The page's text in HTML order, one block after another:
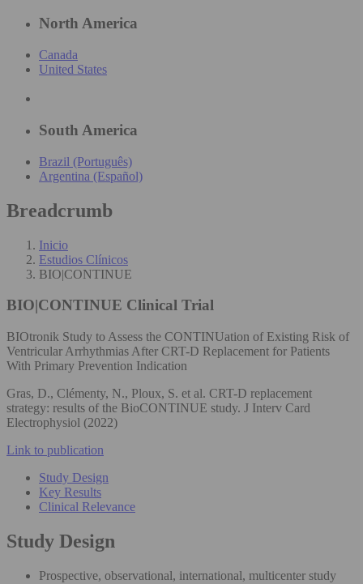
North America
Canada
United States
South America
Brazil (Português)
Argentina (Español)
Breadcrumb
Inicio
Estudios Clínicos
BIO|CONTINUE
BIO|CONTINUE Clinical Trial
BIOtronik Study to Assess the CONTINUation of Existing Risk of
Ventricular Arrhythmias After CRT-D Replacement for Patients
With Primary Prevention Indication
Gras, D., Clémenty, N., Ploux, S. et al. CRT-D replacement
strategy: results of the BioCONTINUE study. J Interv Card
Electrophysiol (2022)
Link to publication
Study Design
Key Results
Clinical Relevance
Study Design
Prospective, observational, international, multicenter study